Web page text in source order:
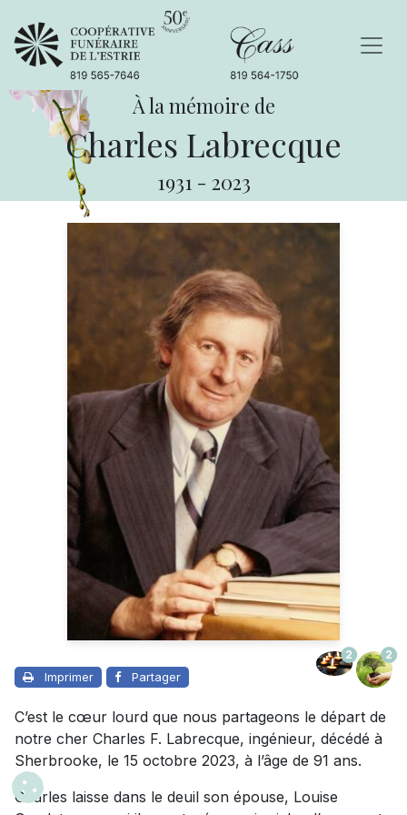
À la mémoire de
Charles Labrecque
1931 - 2023
Imprimer Partager
2 2
C’est le cœur lourd que nous partageons le départ de
notre cher Charles F. Labrecque, ingénieur, décédé à
Sherbrooke, le 15 octobre 2023, à l’âge de 91 ans.
Charles laisse dans le deuil son épouse, Louise